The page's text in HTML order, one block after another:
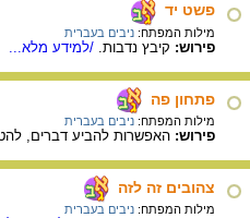
פשט יד
מילות המפתח: ניבים בעברית
פירוש: קיבץ נדבות. /למידע מלא...
פתחון פה
מילות המפתח: ניבים בעברית
פירוש: האפשרות להביע דברים,
צהובים זה לזה
מילות המפתח: ניבים בעברית